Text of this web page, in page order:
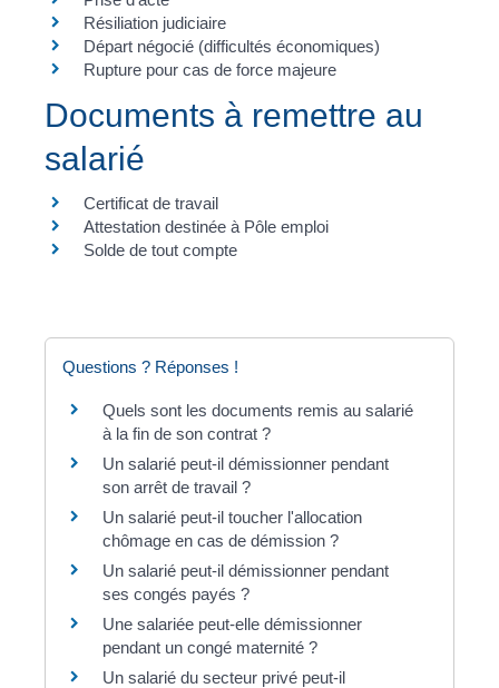
Résiliation judiciaire
Départ négocié (difficultés économiques)
Rupture pour cas de force majeure
Documents à remettre au
salarié
Certificat de travail
Attestation destinée à Pôle emploi
Solde de tout compte
Questions ? Réponses !
Quels sont les documents remis au salarié
à la fin de son contrat ?
Un salarié peut-il démissionner pendant
son arrêt de travail ?
Un salarié peut-il toucher l'allocation
chômage en cas de démission ?
Un salarié peut-il démissionner pendant
ses congés payés ?
Une salariée peut-elle démissionner
pendant un congé maternité ?
Un salarié du secteur privé peut-il